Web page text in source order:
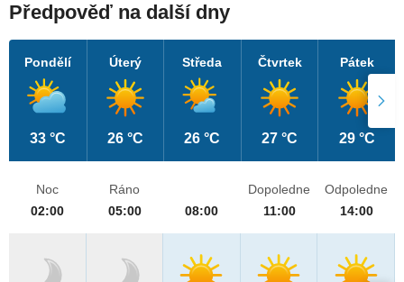
Předpověď na další dny
Pondělí
33 °C
Úterý
26 °C
Středa
26 °C
Čtvrtek
27 °C
Pátek
29 °C
Noc
02:00
Ráno
05:00
08:00
Dopoledne
11:00
Odpoledne
14:00